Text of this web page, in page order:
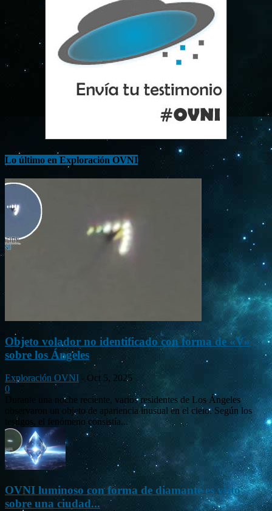
Lo último en Exploración OVNI
Objeto volador no identificado con forma de «V»
sobre los Ángeles
Exploración OVNI - Oct 5, 2025
0
Durante una noche reciente, varios residentes de Los Ángeles
observaron un objeto de apariencia inusual en el cielo. Según los
testigos, el fenómeno consistía...
OVNI luminoso con forma de diamante es visto
sobre una ciudad...